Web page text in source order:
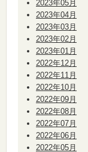
2023年05月
2023年04月
2023年03月
2023年02月
2023年01月
2022年12月
2022年11月
2022年10月
2022年09月
2022年08月
2022年07月
2022年06月
2022年05月